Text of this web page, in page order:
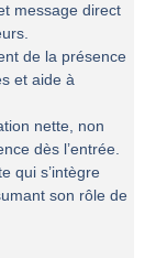
message direct
de la présence
et aide à
nette, non
dès l’entrée.
qui s’intègre
son rôle de